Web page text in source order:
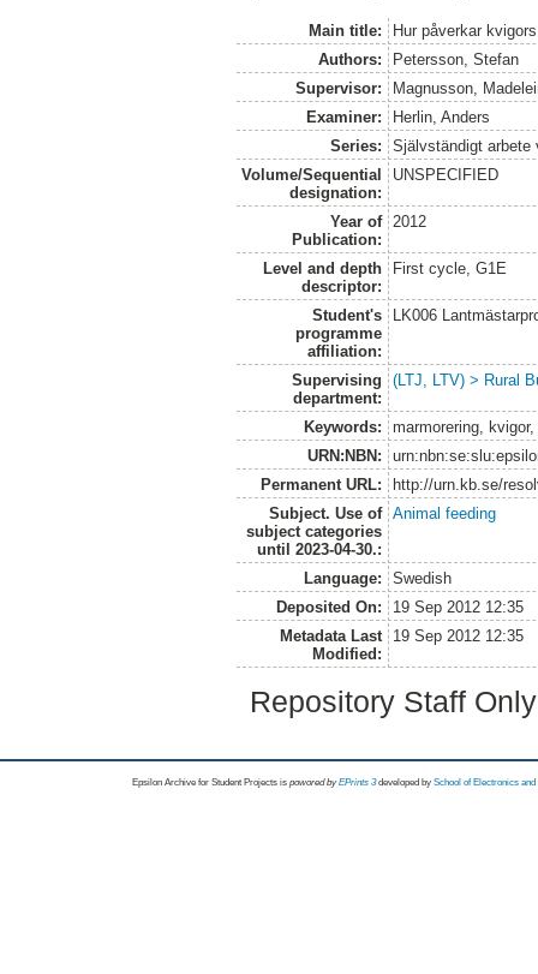
Main title:
Hur påverkar
Authors:
Petersson, Stefan
Supervisor:
Magnusson,
Examiner:
Herlin, Anders
Series:
Självständigt arbete
Volume/Sequential
designation:
UNSPECIFIED
Year of
Publication:
2012
Level and depth
descriptor:
First cycle, G1E
Student's
programme
affiliation:
LK006
Supervising
department:
(LTJ, LTV) > Rural
Keywords:
marmorering,
URN:NBN:
Permanent URL:
http://urn.kb.se/
Subject. Use of
subject categories
until 2023-04-30.:
Animal feeding
Language:
Swedish
Deposited On:
19 Sep 2012 12:35
Metadata Last
Modified:
19 Sep 2012 12:35
Repository Staff
Epsilon Archive for Student Projects is powored byEPrints 3 developed by School of Electronics